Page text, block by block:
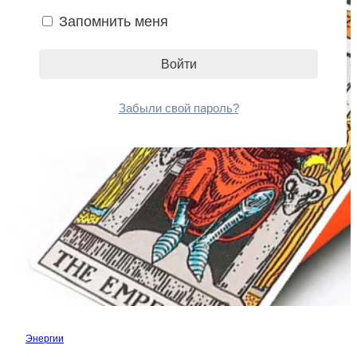
императора,
Энергии
Запомнить меня
Забыли свой пароль?